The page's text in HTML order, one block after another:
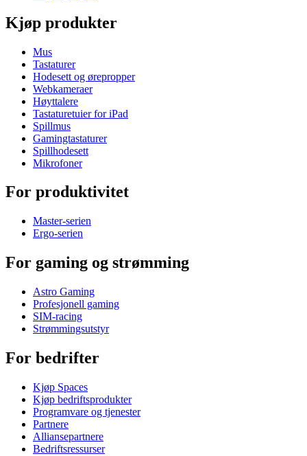
Kjøp produkter
Mus
Tastaturer
Hodesett og ørepropper
Webkameraer
Høyttalere
Tastaturetuier for iPad
Spillmus
Gamingtastaturer
Spillhodesett
Mikrofoner
For produktivitet
Master-serien
Ergo-serien
For gaming og strømming
Astro Gaming
Profesjonell gaming
SIM-racing
Strømmingsutstyr
For bedrifter
Kjøp Spaces
Kjøp bedriftsprodukter
Programvare og tjenester
Partnere
Alliansepartnere
Bedriftsressurser